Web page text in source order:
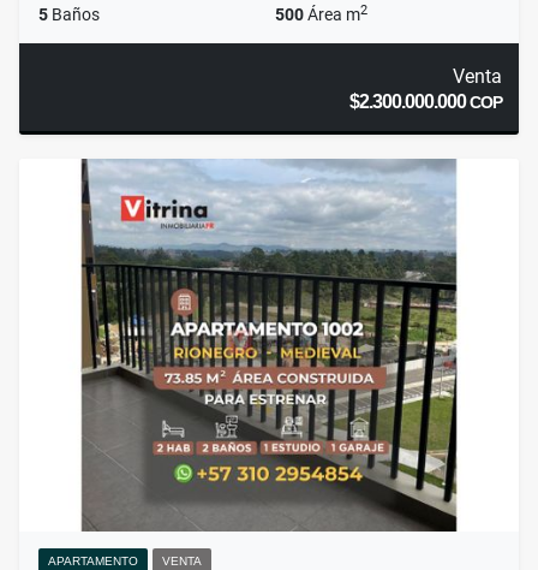
5 Baños 500Área m2
Venta
$2.300.000.000COP
APARTAMENTO VENTA